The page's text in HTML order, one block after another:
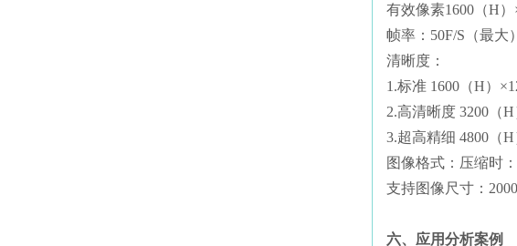
有效像素1600（H）
帧率：50F/S（最大）
清晰度：
1.标准 1600（H）
2.高清晰度 3200（
3.超高精细 4800（
图像格式：压缩时
支持图像尺寸：
六、应用分析案例